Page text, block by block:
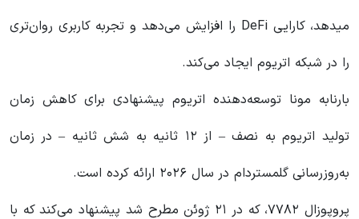
میدهد، کارایی DeFi را افزایش می‌دهد و تجربه کاربری روان‌تری
را در شبکه اتریوم ایجاد می‌کند.
بارنابه مونا توسعه‌دهنده اتریوم پیشنهادی برای کاهش زمان
تولید اتریوم به نصف – از ۱۲ ثانیه به شش ثانیه – در زمان
به‌روزرسانی گلمستردام در سال ۲۰۲۶ ارائه کرده است.
پروپوزال ۷۷۸۲، که در ۲۱ ژوئن مطرح شد پیشنهاد می‌کند که با